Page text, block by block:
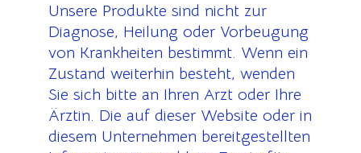
Unsere Produkte sind nicht zur
Diagnose, Heilung oder Vorbeugung
von Krankheiten bestimmt. Wenn ein
Zustand weiterhin besteht, wenden
Sie sich bitte an Ihren Arzt oder Ihre
Ärztin. Die auf dieser Website oder in
diesem Unternehmen bereitgestellten